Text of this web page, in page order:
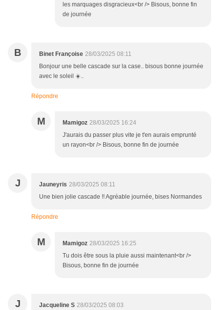
les marquages disgracieux<br /> Bisous, bonne fin
de journée
B Binet Françoise 28/03/2025 08:11
Bonjour une belle cascade sur la case.. bisous bonne journée
avec le soleil ☀️..
Répondre
M Mamigoz 28/03/2025 16:24
J'aurais du passer plus vite je t'en aurais emprunté
un rayon<br /> Bisous, bonne fin de journée
J Jauneyris 28/03/2025 08:11
Une bien jolie cascade !! Agréable journée, bises Normandes
Répondre
M Mamigoz 28/03/2025 16:25
Tu dois être sous la pluie aussi maintenant<br />
Bisous, bonne fin de journée
J Jacqueline S 28/03/2025 08:03